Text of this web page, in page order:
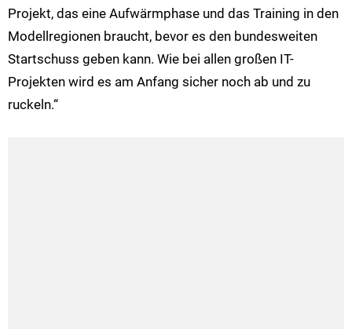
Projekt, das eine Aufwärmphase und das Training in den
Modellregionen braucht, bevor es den bundesweiten
Startschuss geben kann. Wie bei allen großen IT-
Projekten wird es am Anfang sicher noch ab und zu
ruckeln.“